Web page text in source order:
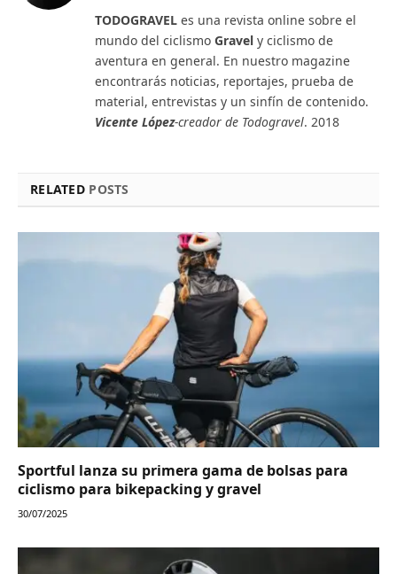
TODOGRAVEL es una revista online sobre el
mundo del ciclismo Gravel y ciclismo de
aventura en general. En nuestro magazine
encontrarás noticias, reportajes, prueba de
material, entrevistas y un sinfín de contenido.
Vicente López-creador de Todogravel. 2018
RELATED POSTS
Sportful lanza su primera gama de bolsas para
ciclismo para bikepacking y gravel
30/07/2025